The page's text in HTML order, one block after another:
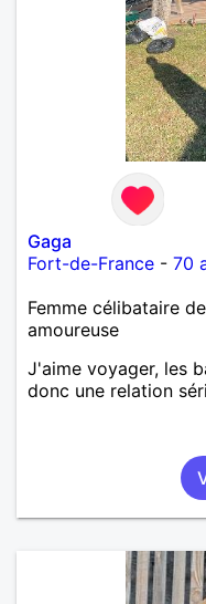
Gaga
Fort-de-France - 70
Femme célibataire
amoureuse
J'aime voyager, les
donc une relation